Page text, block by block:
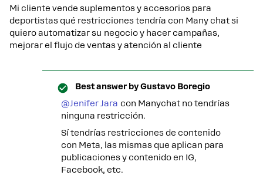
Mi cliente vende suplementos y accesorios para
deportistas qué restricciones tendría con Many chat si
quiero automatizar su negocio y hacer campañas,
mejorar el flujo de ventas y atención al cliente
Best answer byGustavo Boregio
@Jenifer Jara con Manychat no tendrías
ninguna restricción.
Sí tendrías restricciones de contenido
con Meta, las mismas que aplican para
publicaciones y contenido en IG,
Facebook, etc.